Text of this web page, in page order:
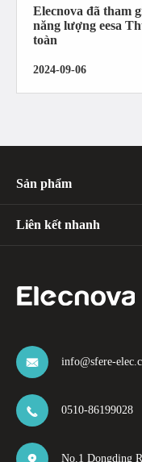
Elecnova đã tham
năng lượng eesa
toàn
2024-09-06
Sản phẩm
Liên kết nhanh
 info@sfere-
 0510-86199028
 No.1 Dongding